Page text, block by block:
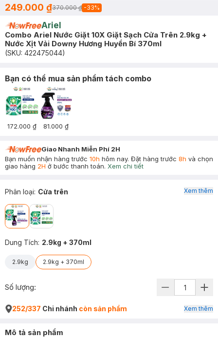
249.000 ₫370.000 ₫ -33%
Ariel
Combo Ariel Nước Giặt 10X Giặt Sạch Cửa Trên 2.9kg +
Nước Xịt Vải Downy Hương Huyền Bí 370ml
(SKU: 422475044)
Bạn có thể mua sản phẩm tách combo
172.000 ₫ 81.000 ₫
Giao Nhanh Miễn Phí 2H
Bạn muốn nhận hàng trước 10h hôm nay. Đặt hàng trước 8h và chọn
giao hàng 2H ở bước thanh toán. Xem chi tiết
Phân loại: Cửa trên
Dung Tích: 2.9kg + 370ml
2.9kg 2.9kg + 370ml
Xem thêm
Số lượng:
252/337 Chi nhánh còn sản phẩm Xem thêm
Mô tả sản phẩm